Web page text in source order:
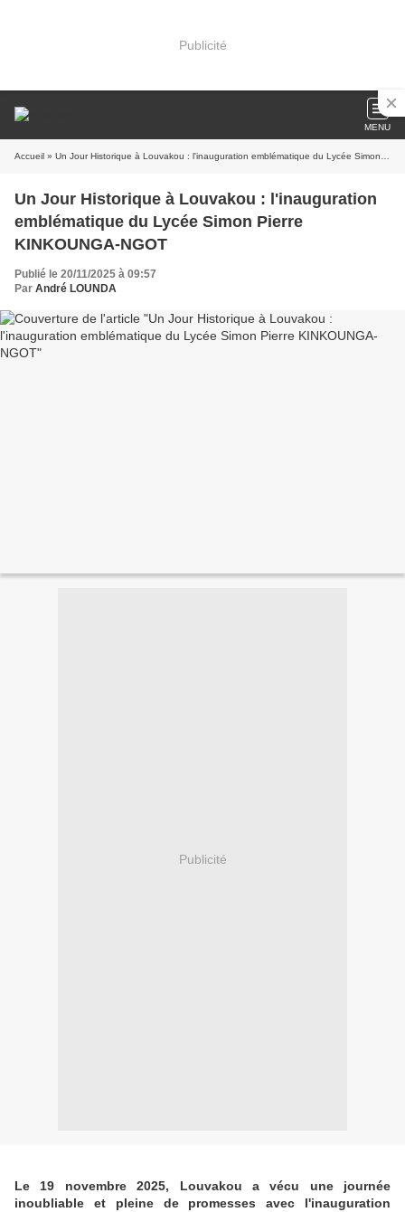
Publicité
MENU
Accueil » Un Jour Historique à Louvakou : l'inauguration emblématique du Lycée Simon Pierre KINKOUNGA-NGOT
Un Jour Historique à Louvakou : l'inauguration
emblématique du Lycée Simon Pierre
KINKOUNGA-NGOT
Publié le 20/11/2025 à 09:57
Par André LOUNDA
Publicité
Le 19 novembre 2025, Louvakou a vécu une journée
inoubliable et pleine de promesses avec l'inauguration